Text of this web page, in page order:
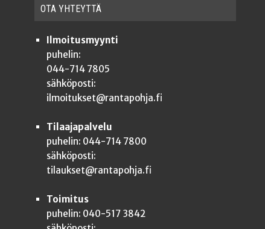
OTA YHTEYT­TÄ
Ilmoitusmyynti
puhelin:
044-714 7805
sähköposti:
ilmoitukset@rantapohja.fi
Tilaajapalvelu
puhelin: 044-714 7800
sähköposti:
tilaukset@rantapohja.fi
Toimitus
puhelin: 040-517 3842